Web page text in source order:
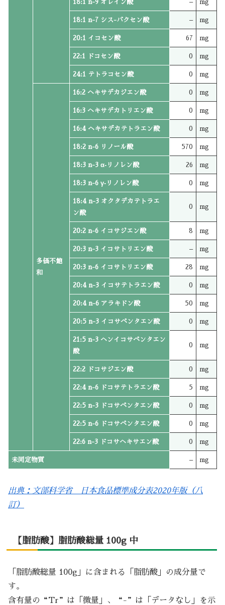
18:1 n-9 オレイン酸 – mg
18:1 n-7 シス-バクセン酸 – mg
20:1 イコセン酸 67 mg
22:1 ドコセン酸 0 mg
24:1 テトラコセン酸 0 mg
多価不飽
和
16:2 ヘキサデカジエン酸 0 mg
16:3 ヘキサデカトリエン酸 0 mg
16:4 ヘキサデカテトラエン酸 0 mg
18:2 n-6 リノール酸 570 mg
18:3 n-3 α‐リノレン酸 26 mg
18:3 n-6 γ‐リノレン酸 0 mg
18:4 n-3 オクタデカテトラエ
ン酸
0 mg
20:2 n-6 イコサジエン酸 8 mg
20:3 n-3 イコサトリエン酸 – mg
20:3 n-6 イコサトリエン酸 28 mg
20:4 n-3 イコサテトラエン酸 0 mg
20:4 n-6 アラキドン酸 50 mg
20:5 n-3 イコサペンタエン酸 0 mg
21:5 n-3 ヘンイコサペンタエン
酸
0 mg
22:2 ドコサジエン酸 0 mg
22:4 n-6 ドコサテトラエン酸 5 mg
22:5 n-3 ドコサペンタエン酸 0 mg
22:5 n-6 ドコサペンタエン酸 0 mg
22:6 n-3 ドコサヘキサエン酸 0 mg
未同定物質 – mg
出典：文部科学省 日本食品標準成分表2020年版（八
訂）
【脂肪酸】脂肪酸総量 100g 中
「脂肪酸総量 100g」に含まれる「脂肪酸」の成分量で
す。
含有量の“Tr”は「微量」、“-”は「データなし」を示